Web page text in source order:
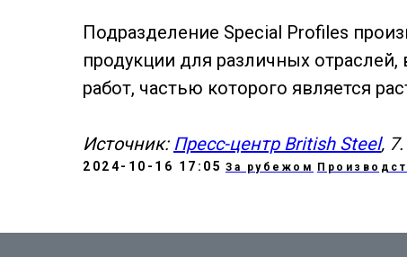
Подразделение Special Profiles
продукции для различных
работ, частью которого является
Источник: Пресс-центр British Steel,
2024-10-16 17:05 За рубежом